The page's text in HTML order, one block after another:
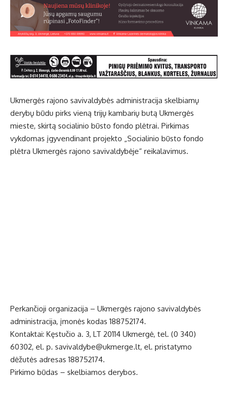
Ukmergės rajono savivaldybės administracija skelbiamų
derybų būdu pirks vieną trijų kambarių butą Ukmergės
mieste, skirtą socialinio būsto fondo plėtrai. Pirkimas
vykdomas įgyvendinant projekto „Socialinio būsto fondo
plėtra Ukmergės rajono savivaldybėje“ reikalavimus.
Perkančioji organizacija – Ukmergės rajono savivaldybės
administracija, įmonės kodas 188752174.
Kontaktai: Kęstučio a. 3, LT 20114 Ukmergė, tel. (0 340)
60302, el. p. savivaldybe@ukmerge.lt, el. pristatymo
dėžutės adresas 188752174.
Pirkimo būdas – skelbiamos derybos.